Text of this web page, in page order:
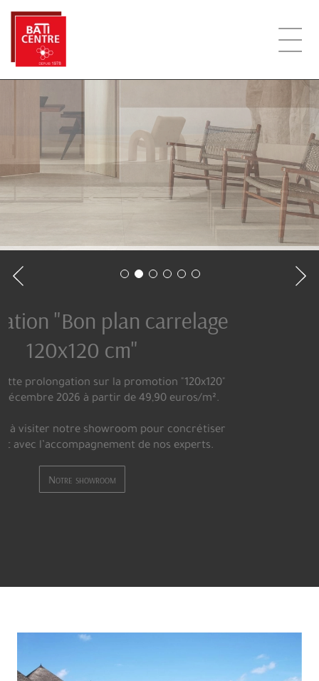
BATI-CENTRE VOUS OFFRE L'UN
DES PLUS GRANDS CHOIX DE
CARRELAGE DE PARIS
mosaïques, une variété inouïe de carrelages effet carreaux
ciment, des effets marbre dans des formats allant jusqu’à
monde du carrelage et de la pose, des effets bois plus vrais
que nature, mais aussi des grès cérame pleine masse qui